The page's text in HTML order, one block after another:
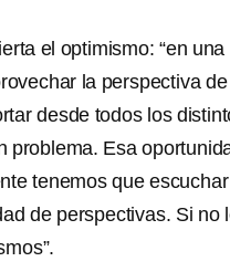
el optimismo: “en una
la perspectiva de
desde todos los
problema. Esa
tenemos que
de perspectivas. Si no